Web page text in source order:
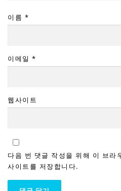
이름 *
이메일 *
웹사이트
다음 번 댓글 작성을 위해 이 브라
사이트를 저장합니다.